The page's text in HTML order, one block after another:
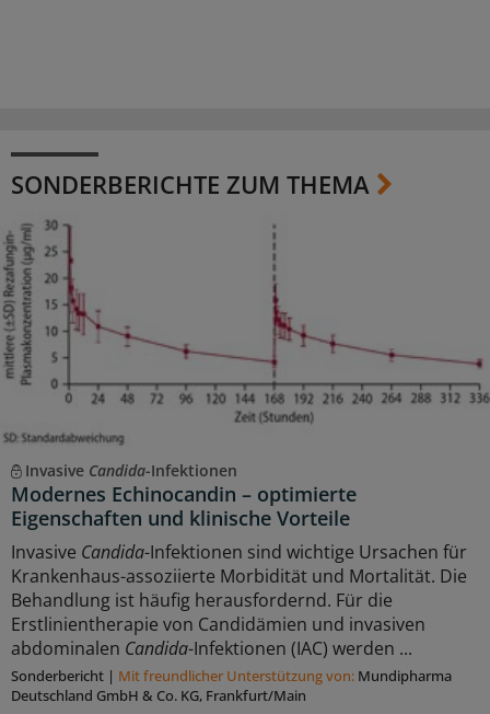
SONDERBERICHTE ZUM THEMA
Invasive Candida-Infektionen
Modernes Echinocandin – optimierte
Eigenschaften und klinische Vorteile
Invasive Candida-Infektionen sind wichtige Ursachen für
Krankenhaus-assoziierte Morbidität und Mortalität. Die
Behandlung ist häufig herausfordernd. Für die
Erstlinientherapie von Candidämien und invasiven
abdominalen Candida-Infektionen (IAC) werden ...
Sonderbericht | Mit freundlicher Unterstützung von: Mundipharma
Deutschland GmbH & Co. KG, Frankfurt/Main